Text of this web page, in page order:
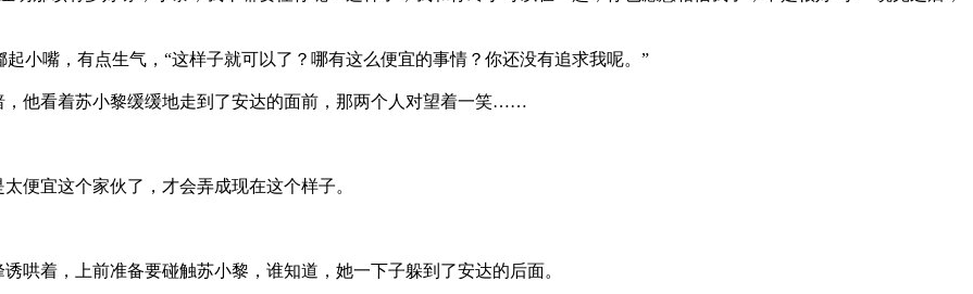
嘴，有点生气，“这样子就可以了？哪有这么便宜的事情？你还没有追求我呢。”
看着苏小黎缓缓地走到了安达的面前，那两个人对望着一笑……
宜这个家伙了，才会弄成现在这个样子。
着，上前准备要碰触苏小黎，谁知道，她一下子躲到了安达的后面。